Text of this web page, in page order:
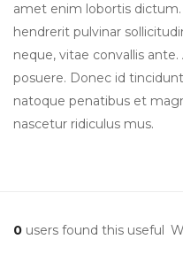
amet enim lobortis
hendrerit pulvinar
neque, vitae convallis
posuere. Donec id
natoque penatibus et
nascetur ridiculus mus.
0 users found this useful